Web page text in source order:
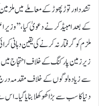
تشدد اور توڑ پھوڑ کے معاملے میں
کے بعد امبیڈکر نے دعویٰ کیا، ’’وزیر
ملزم کو گرفتار نہ کرنے کی یقین دہانی
سے زیادہ لوگوں کے خلاف مقدمہ درج
دنیا کا سب سے بڑا کھوکھلا بنایا